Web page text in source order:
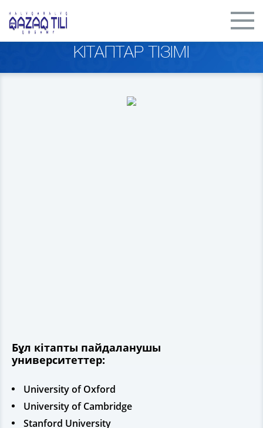
КІТАПТАР ТІЗІМІ
Бұл кітапты пайдаланушы
университеттер:
University of Oxford
University of Cambridge
Stanford University